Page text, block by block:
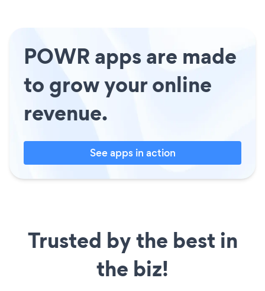
POWR apps are made
to grow your online
revenue.
See apps in action
Trusted by the best in
the biz!